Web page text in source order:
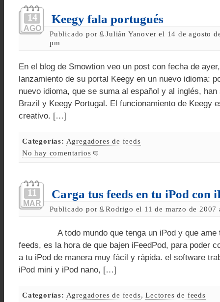
14
AGO
Keegy fala portugués
Publicado por
Julián Yanover el 14 de agosto
pm
En el blog de Smowtion veo un post con fecha de
lanzamiento de su portal Keegy en un nuevo idioma:
nuevo idioma, que se suma al español y al inglés,
Brazil y Keegy Portugal. El funcionamiento de Keegy
creativo. […]
Categorías: Agregadores de feeds
No hay comentarios
11
MAR
Carga tus feeds en tu iPod con
Publicado por Rodrigo el 11 de marzo de 2007
A todo mundo que tenga un iPod y que ame
feeds, es la hora de que bajen iFeedPod, para poder
a tu iPod de manera muy fácil y rápida. el software
iPod mini y iPod nano, […]
Categorías: Agregadores de feeds,Lectores de feeds